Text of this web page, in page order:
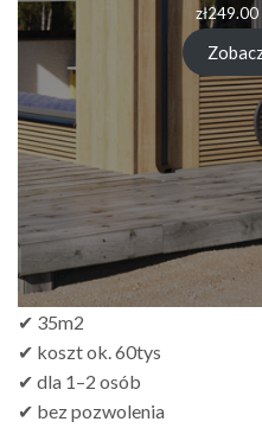
zł249.00
✔ 35m2
✔ koszt ok. 60tys
✔ dla 1–2 osób
✔ bez pozwolenia